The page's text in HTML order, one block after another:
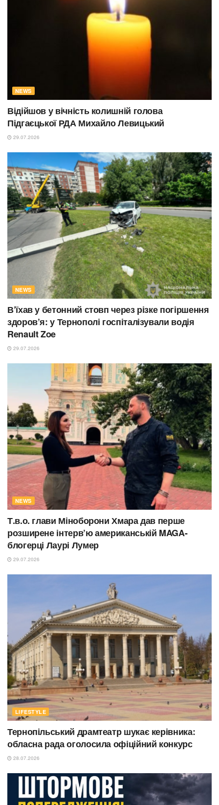
NEWS
Відійшов у вічність колишній голова
Підгаєцької РДА Михайло Левицький
29.07.2026
NEWS
В’їхав у бетонний стовп через різке погіршення
здоров’я: у Тернополі госпіталізували водія
Renault Zoe
29.07.2026
NEWS
Т.в.о. глави Міноборони Хмара дав перше
розширене інтерв’ю американській MAGA-
блогерці Лаурі Лумер
29.07.2026
LIFESTYLE
Тернопільський драмтеатр шукає керівника:
обласна рада оголосила офіційний конкурс
28.07.2026